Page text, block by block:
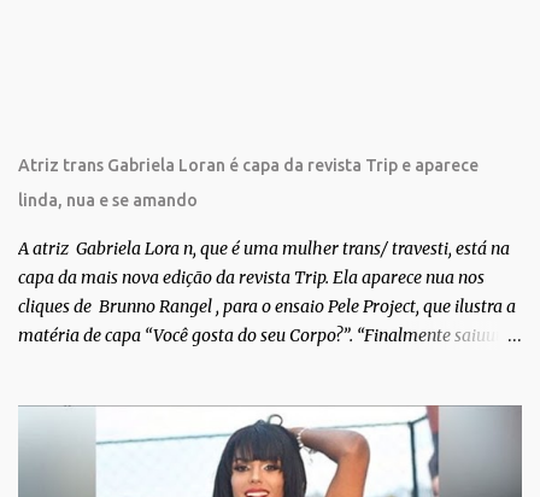
Atriz trans Gabriela Loran é capa da revista Trip e aparece
linda, nua e se amando
A atriz Gabriela Lora n, que é uma mulher trans/ travesti, está na
capa da mais nova edição da revista Trip. Ela aparece nua nos
cliques de Brunno Rangel , para o ensaio Pele Project, que ilustra a
matéria de capa “Você gosta do seu Corpo?”. “Finalmente saiuuu!!!
convidarem para esse projeto incrível, que fala acima de tudo
sobre amor. Todo carinho do mundo para a Dri da Trip que foi a
ponte disso tudo”, escreveu Gabriela. Gabriela classificou a capa